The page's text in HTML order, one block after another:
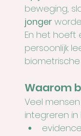
beweging,
jonger
En het hoeft
persoonlijk
Waarom
Veel
integreren in